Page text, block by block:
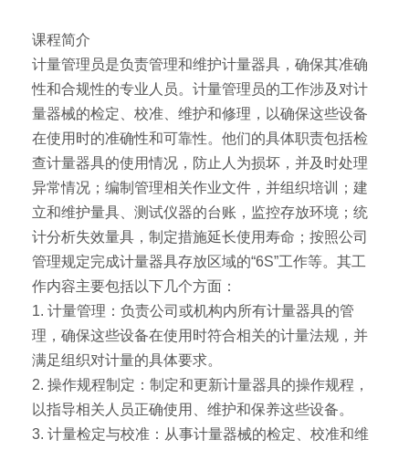
课程简介
计量管理员是负责管理和维护计量器具，确保其准确
性和合规性的专业人员。计量管理员的工作涉及对计
量器械的检定、校准、维护和修理，以确保这些设备
在使用时的准确性和可靠性。他们的具体职责包括检
查计量器具的使用情况，防止人为损坏，并及时处理
异常情况；编制管理相关作业文件，并组织培训；建
立和维护量具、测试仪器的台账，监控存放环境；统
计分析失效量具，制定措施延长使用寿命；按照公司
管理规定完成计量器具存放区域的“6S”工作等。其工
作内容主要包括以下几个方面：
1. 计量管理：负责公司或机构内所有计量器具的管
理，确保这些设备在使用时符合相关的计量法规，并
满足组织对计量的具体要求。
2. 操作规程制定：制定和更新计量器具的操作规程，
以指导相关人员正确使用、维护和保养这些设备。
3. 计量检定与校准：从事计量器械的检定、校准和维